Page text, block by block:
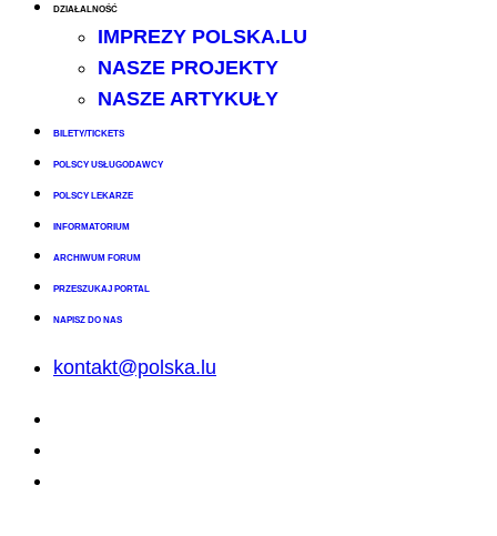
DZIAŁALNOŚĆ
IMPREZY POLSKA.LU
NASZE PROJEKTY
NASZE ARTYKUŁY
BILETY/TICKETS
POLSCY USŁUGODAWCY
POLSCY LEKARZE
INFORMATORIUM
ARCHIWUM FORUM
PRZESZUKAJ PORTAL
NAPISZ DO NAS
kontakt@polska.lu